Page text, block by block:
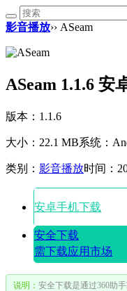
影音播放›› ASeam
ASeam 1.1.6 安
版本：1.1.6
大小：22.1 MB系统：
类别： 影音播放时间：
安卓手机下载
安全下载
需下载应用市场
说明： 安全下载是通过360助